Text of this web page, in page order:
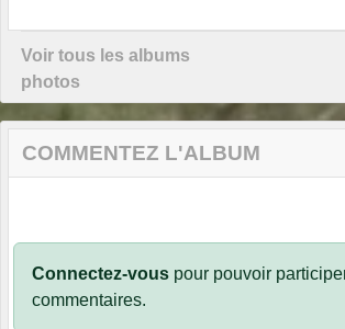
Voir tous les albums
photos
COMMENTEZ L'ALBUM
Connectez-vous pour pouvoir
commentaires.